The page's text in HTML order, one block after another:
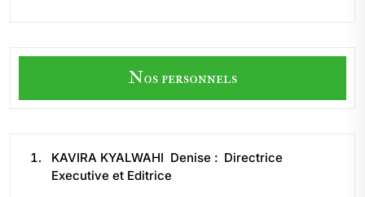
Nos personnels
KAVIRA KYALWAHI Denise : Directrice
Executive et Editrice